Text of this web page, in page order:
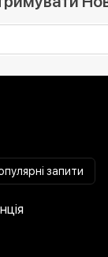
запити